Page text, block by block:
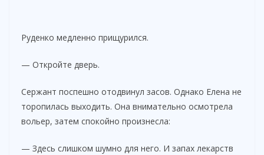
Руденко медленно прищурился.
— Откройте дверь.
Сержант поспешно отодвинул засов. Однако Елена не
торопилась выходить. Она внимательно осмотрела
вольер, затем спокойно произнесла:
— Здесь слишком шумно для него. И запах лекарств